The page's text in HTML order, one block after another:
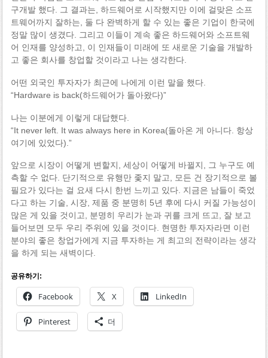
구개발 했다. 그 결과는, 하드웨어로 시작했지만 이에 걸맞은 소프
트웨어까지 잘하는, 둘 다 완벽하게 할 수 있는 좋은 기업이 한국에
정말 많이 생겼다. 그리고 이들이 계속 좋은 하드웨어와 소프트웨
어 인재를 양성하고, 이 인재들이 미래에 또 새로운 기술을 개발하
고 좋은 회사를 창업할 것이라고 나는 생각한다.
어떤 외국인 투자자가 최근에 나에게 이런 말을 했다.
“Hardware is back(하드웨어가 돌아왔다)”
나는 이분에게 이렇게 대답했다.
“It never left. It was always here in Korea(돌아온 게 아니다. 항상
여기에 있었다).”
앞으로 시장이 어떻게 변할지, 세상이 어떻게 바뀔지, 그 누구도 예
측할 수 없다. 단기적으로 유행만 좇지 말고, 모든 건 장기적으로 볼
필요가 있다는 걸 요새 다시 한번 느끼고 있다. 지금은 남들이 죽었
다고 하는 기술, 시장, 제품 중 분명히 5년 후에 다시 커질 가능성이
많은 게 있을 것이고, 분명히 우리가 눈과 귀를 크게 뜨고, 잘 보고
들어보면 모두 우리 주위에 있을 것이다. 현명한 투자자라면 이런
분야의 좋은 창업가에게 지금 투자하는 게 최고의 전략이라는 생각
을 하게 되는 새벽이다.
공유하기:
Facebook X LinkedIn
Pinterest 더